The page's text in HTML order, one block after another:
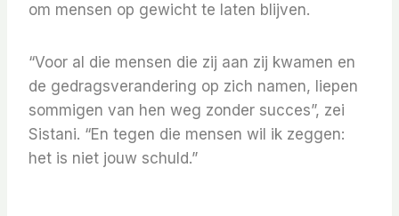
om mensen op gewicht te laten blijven.
“Voor al die mensen die zij aan zij kwamen en
de gedragsverandering op zich namen, liepen
sommigen van hen weg zonder succes”, zei
Sistani. “En tegen die mensen wil ik zeggen:
het is niet jouw schuld.”